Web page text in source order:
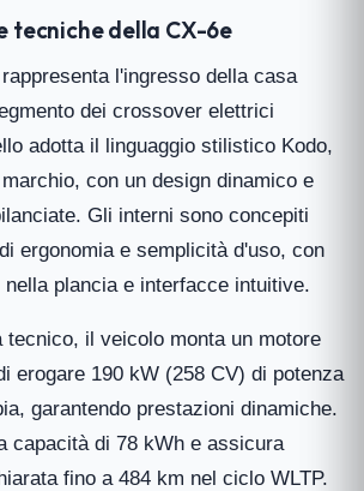
tecniche della CX-6e
l'ingresso della casa
dei crossover elettrici
adotta il linguaggio stilistico Kodo,
con un design dinamico e
Gli interni sono concepiti
ergonomia e semplicità d'uso, con
plancia e interfacce intuitive.
tecnico, il veicolo monta un motore
erogare 190 kW (258 CV) di potenza
garantendo prestazioni dinamiche.
capacità di 78 kWh e assicura
fino a 484 km nel ciclo WLTP.